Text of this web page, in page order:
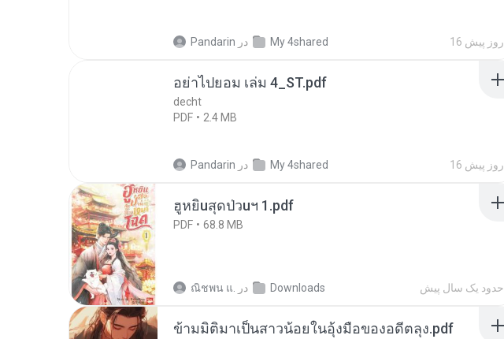
Pandarin در My 4shared 16 روز پیش
อย่าไปยอม เล่ม 4_ST.pdf
decht
PDF
2.4 MB
Pandarin در My 4shared 16 روز پیش
ฮูหยิuสุดป่วuฯ 1.pdf
PDF 68.8 MB
ณิชพน แ. در Downloads حدود یک سال پیش
ข้ามมิติมาเป็นสาวน้อยในอุ้งมือของอดีตลุง.pdf